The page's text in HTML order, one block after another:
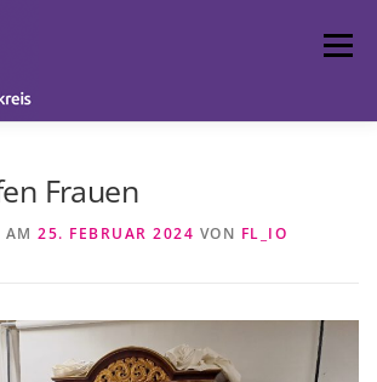
Menü
Frauen
AM 25. FEBRUAR 2024 VON FL_IO